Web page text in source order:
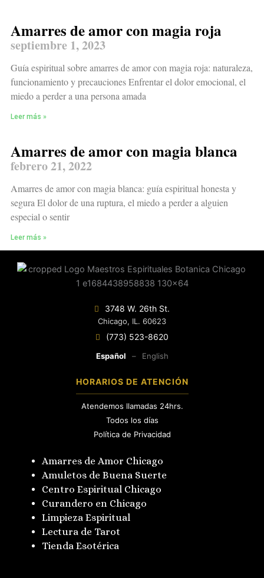
Amarres de amor con magia roja
septiembre 1, 2023
Guía espiritual sobre amarres de amor con magia roja: naturaleza,
funcionamiento y precauciones Enfrentar el dolor emocional, el
miedo a perder a una persona amada
Leer más »
Amarres de amor con magia blanca
febrero 21, 2022
Amarres de amor con magia blanca: guía espiritual honesta y
segura El dolor de una ruptura, el miedo a perder a alguien
especial o sentir
Leer más »
3748 W. 26th St.
Chicago, IL. 60623
(773) 523-8620
Español – English
HORARIOS DE ATENCIÓN
Atendemos llamadas 24hrs.
Todos los días
Política de Privacidad
Amarres de Amor Chicago
Amuletos de Buena Suerte
Centro Espiritual Chicago
Curandero en Chicago
Limpieza Espiritual
Lectura de Tarot
Tienda Esotérica